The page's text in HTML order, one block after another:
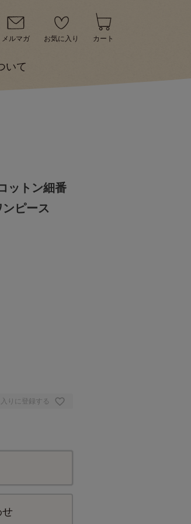
メルマガ お気に入り カート
いて
ットン細番
ピース
りに登録する